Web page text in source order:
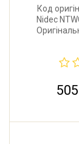
Код
Nidec
для